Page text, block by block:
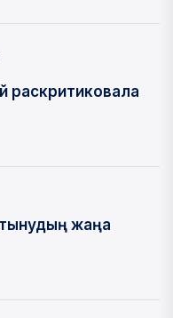
раскритиковала
жаңа